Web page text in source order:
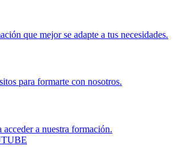
que mejor se adapte a tus necesidades.
para formarte con nosotros.
a nuestra formación.